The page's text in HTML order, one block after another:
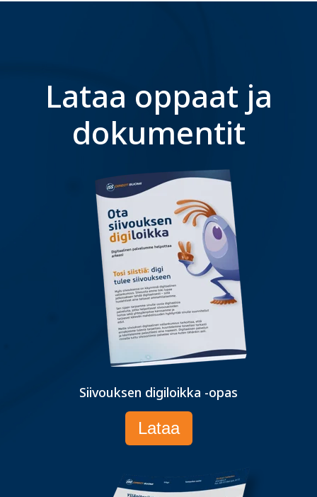
Lataa oppaat ja
dokumentit
Siivouksen digiloikka -opas
Lataa